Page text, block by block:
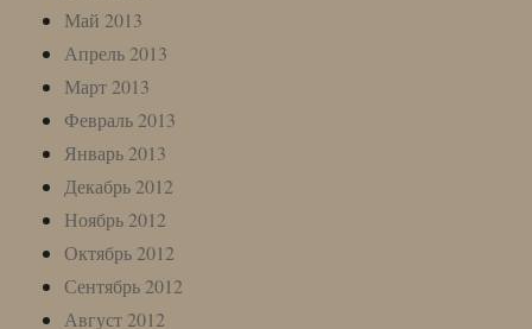
Май 2013
Апрель 2013
Март 2013
Февраль 2013
Январь 2013
Декабрь 2012
Ноябрь 2012
Октябрь 2012
Сентябрь 2012
Август 2012